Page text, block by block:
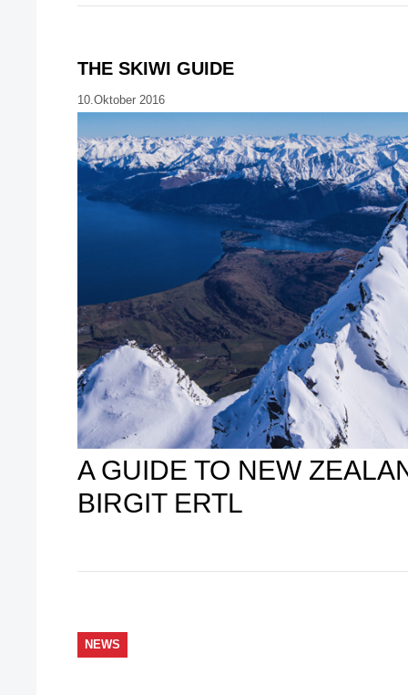
THE SKIWI GUIDE
10.Oktober 2016
A GUIDE TO NEW
BIRGIT ERTL
NEWS